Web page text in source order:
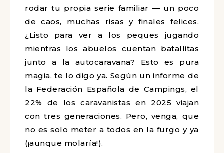
rodar tu propia serie familiar — un poco
de caos, muchas risas y finales felices.
¿Listo para ver a los peques jugando
mientras los abuelos cuentan batallitas
junto a la autocaravana? Esto es pura
magia, te lo digo ya. Según un informe de
la Federación Española de Campings, el
22% de los caravanistas en 2025 viajan
con tres generaciones. Pero, venga, que
no es solo meter a todos en la furgo y ya
(¡aunque molaría!).